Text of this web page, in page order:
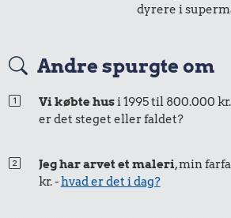
i 2003
i 2003
dyrere i
Andre spurgte om
Vi købte husi 1995 til 800.000
er det steget eller faldet?
Jeg har arvet et maleri, min
kr. -hvad er det i dag?